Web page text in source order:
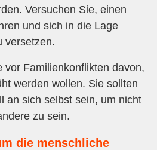
Versuchen Sie, einen
und sich in die Lage
versetzen.
vor Familienkonflikten davon,
werden wollen. Sie sollten
an sich selbst sein, um nicht
zu sein.
die menschliche